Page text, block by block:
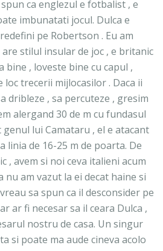
ca englezul e fotbalist , e
imbunatati jocul. Dulca e
pe Robertson . Eu am
stilul insular de joc , e britanic
bine , loveste bine cu capul ,
loc trecerii mijlocasilor . Daca ii
dribleze , sa percuteze , gresim
alergand 30 de m cu fundasul
lui Camataru , el e atacant
linia de 16-25 m de poarta. De
, avem si noi ceva italieni acum
nu am vazut la ei decat haine si
sa spun ca il desconsider pe
ar fi necesar sa il ceara Dulca ,
nostru de casa. Un singur
si poate ma aude cineva acolo